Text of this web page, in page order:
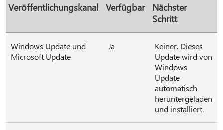
Veröffentlichungskanal Verfügbar
Nächster
Schritt
Windows Update und
Microsoft Update
Ja
Keiner. Dieses
Update wird von
Windows
Update
automatisch
heruntergeladen
und installiert.